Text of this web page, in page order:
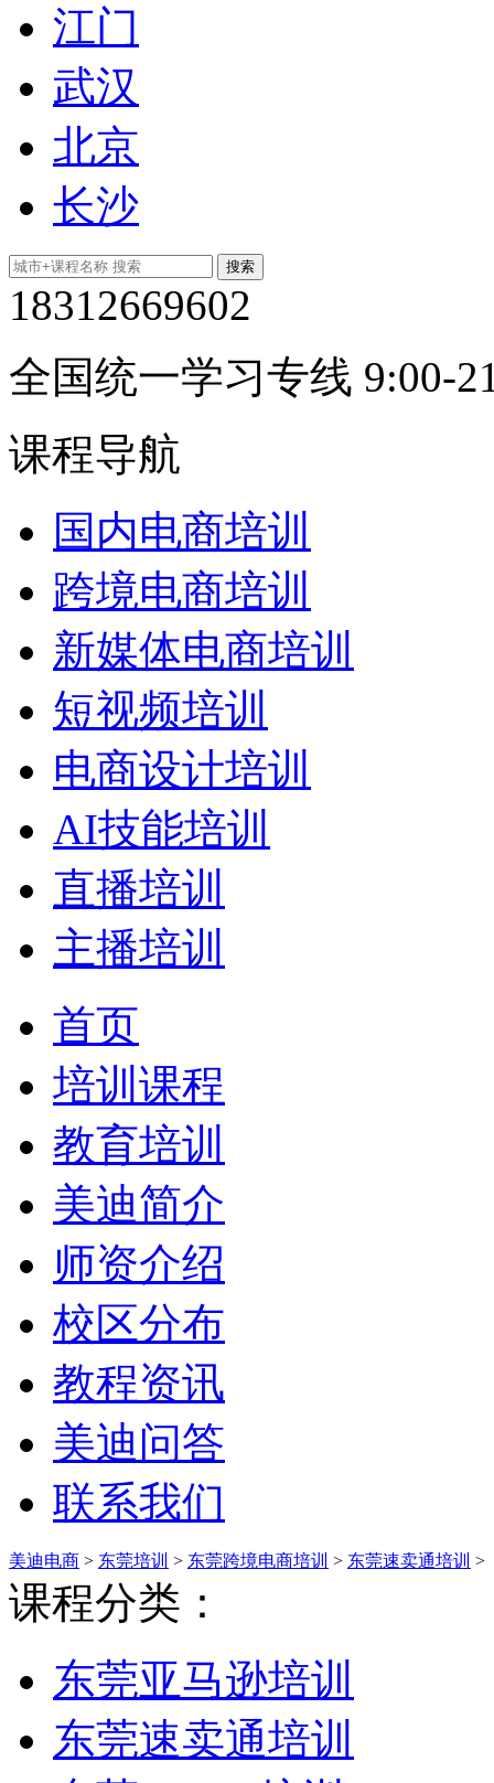
江门
武汉
北京
长沙
18312669602
全国统一学习专线 9:00-
课程导航
国内电商培训
跨境电商培训
新媒体电商培训
短视频培训
电商设计培训
AI技能培训
直播培训
主播培训
首页
培训课程
教育培训
美迪简介
师资介绍
校区分布
教程资讯
美迪问答
联系我们
美迪电商 > 东莞培训 > 东莞跨境电商培训 > 东莞速卖通培训 >
课程分类：
东莞亚马逊培训
东莞速卖通培训